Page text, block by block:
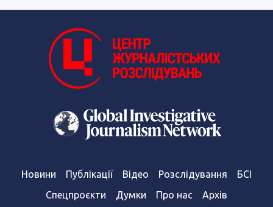
Новини Публікації Відео Розслідування
БСІ
Спецпроєкти
Думки Про нас Архів